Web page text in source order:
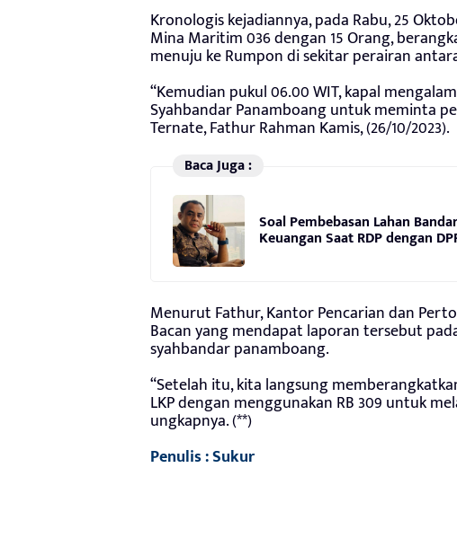
Kronologis kejadiannya, pada Rabu, 25
Mina Maritim 036 dengan 15 Orang,
menuju ke Rumpon di sekitar perairan
“Kemudian pukul 06.00 WIT, kapal
Syahbandar Panamboang untuk meminta
Ternate, Fathur Rahman Kamis, (26/10/2023).
Baca Juga :
Soal Pembebasan Lahan
Keuangan Saat RDP dengan
Menurut Fathur, Kantor Pencarian dan
Bacan yang mendapat laporan tersebut
syahbandar panamboang.
“Setelah itu, kita langsung
LKP dengan menggunakan RB 309 untuk
ungkapnya. (**)
Penulis : Sukur